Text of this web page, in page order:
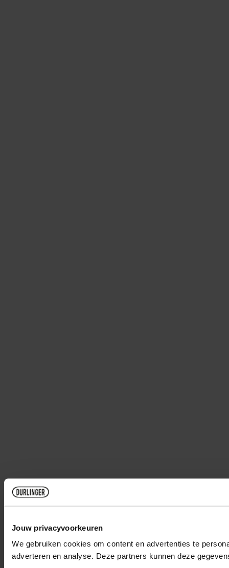
Jouw privacyvoorkeuren
We gebruiken cookies om content en advertenties te
adverteren en analyse. Deze partners kunnen deze